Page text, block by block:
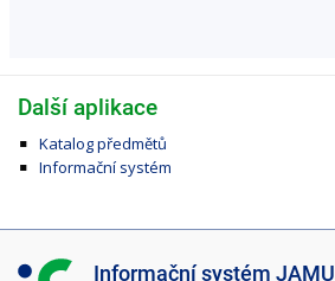
Další aplikace
Katalog předmětů
Informační systém
I Informační systém JAMU